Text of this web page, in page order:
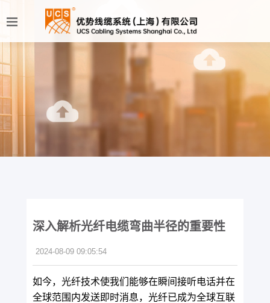
深入解析光纤电缆弯曲半径的重要性
2024-08-09 09:05:54
如今，光纤技术使我们能够在瞬间接听电话并在
全球范围内发送即时消息，光纤已成为全球互联